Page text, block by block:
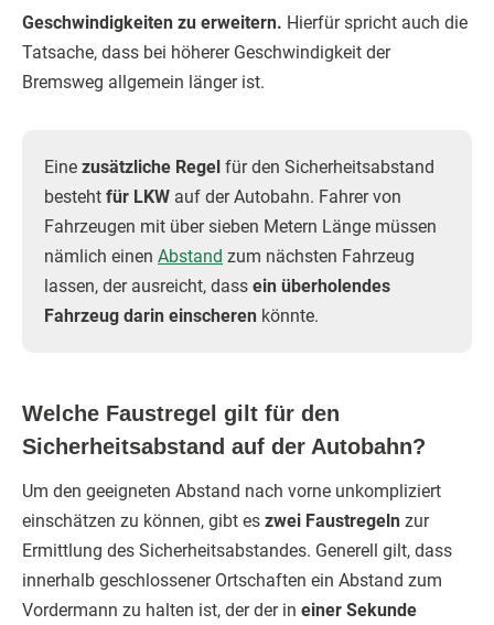
Geschwindigkeiten zu erweitern. Hierfür spricht auch die
Tatsache, dass bei höherer Geschwindigkeit der
Bremsweg allgemein länger ist.
Eine zusätzliche Regel für den Sicherheitsabstand
besteht für LKW auf der Autobahn. Fahrer von
Fahrzeugen mit über sieben Metern Länge müssen
nämlich einen Abstand zum nächsten Fahrzeug
lassen, der ausreicht, dass ein überholendes
Fahrzeug darin einscheren könnte.
Welche Faustregel gilt für den
Sicherheitsabstand auf der Autobahn?
Um den geeigneten Abstand nach vorne unkompliziert
einschätzen zu können, gibt es zwei Faustregeln zur
Ermittlung des Sicherheitsabstandes. Generell gilt, dass
innerhalb geschlossener Ortschaften ein Abstand zum
Vordermann zu halten ist, der der in einer Sekunde